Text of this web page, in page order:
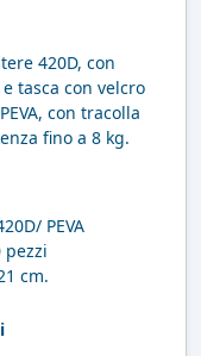
420D, con
tasca con velcro
con tracolla
fino a 8 kg.
PEVA
pezzi
cm.